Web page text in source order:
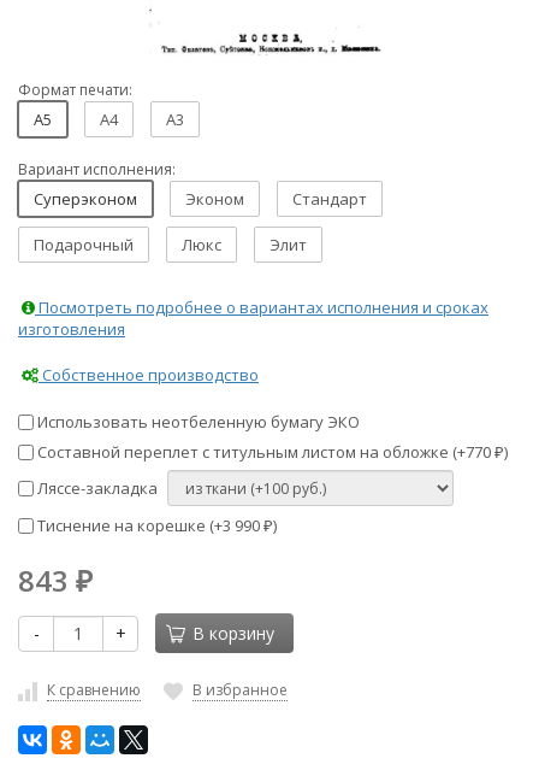
Формат печати:
A5 A4 A3
Вариант исполнения:
Суперэконом Эконом Стандарт
Подарочный Люкс Элит
Посмотреть подробнее о вариантах исполнения и сроках
изготовления
Собственное производство
Использовать неотбеленную бумагу ЭКО
Составной переплет с титульным листом на обложке (+770 ₽)
Ляссе-закладка
Тиснение на корешке (+3 990 ₽)
843 ₽
- + В корзину
К сравнению В избранное